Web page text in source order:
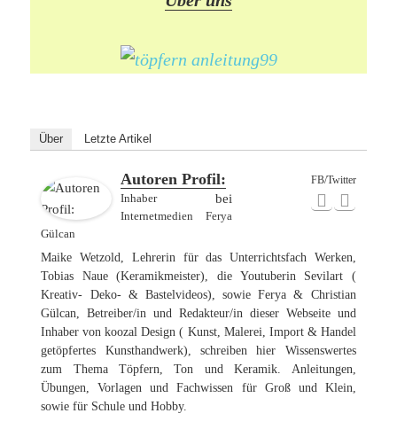
Über Letzte Artikel
FB/Twitter
Autoren Profil:
Inhaberbei
Internetmedien Ferya
Gülcan
Maike Wetzold, Lehrerin für das Unterrichtsfach Werken,
Tobias Naue (Keramikmeister), die Youtuberin Sevilart (
Kreativ- Deko- & Bastelvideos), sowie Ferya & Christian
Gülcan, Betreiber/in und Redakteur/in dieser Webseite und
Inhaber von koozal Design ( Kunst, Malerei, Import & Handel
getöpfertes Kunsthandwerk), schreiben hier Wissenswertes
zum Thema Töpfern, Ton und Keramik. Anleitungen,
Übungen, Vorlagen und Fachwissen für Groß und Klein,
sowie für Schule und Hobby.